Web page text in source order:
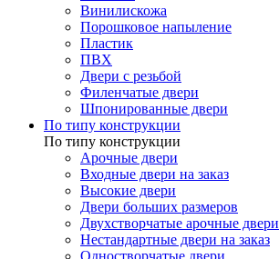
Винилискожа
Порошковое напыление
Пластик
ПВХ
Двери с резьбой
Филенчатые двери
Шпонированные двери
По типу конструкции
По типу конструкции
Арочные двери
Входные двери на заказ
Высокие двери
Двери больших размеров
Двухстворчатые арочные двери
Нестандартные двери на заказ